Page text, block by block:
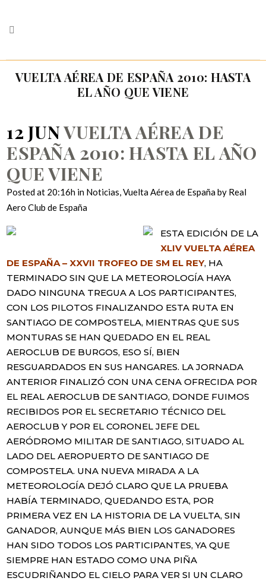
VUELTA AÉREA DE ESPAÑA 2010: HASTA
EL AÑO QUE VIENE
12 JUNVUELTA AÉREA DE
ESPAÑA 2010: HASTA EL AÑO
QUE VIENE
Posted at 20:16h in Noticias,Vuelta Aérea de Españaby Real
Aero Club de España
ESTA EDICIÓN DE LA
XLIV VUELTA AÉREA
DE ESPAÑA – XXVII TROFEO DE SM EL REY, HA
TERMINADO SIN QUE LA METEOROLOGÍA HAYA
DADO NINGUNA TREGUA A LOS PARTICIPANTES,
CON LOS PILOTOS FINALIZANDO ESTA RUTA EN
SANTIAGO DE COMPOSTELA, MIENTRAS QUE SUS
MONTURAS SE HAN QUEDADO EN EL REAL
AEROCLUB DE BURGOS, ESO SÍ, BIEN
RESGUARDADOS EN SUS HANGARES. LA JORNADA
ANTERIOR FINALIZÓ CON UNA CENA OFRECIDA POR
EL REALAEROCLUB DE SANTIAGO, DONDE FUIMOS
RECIBIDOS POR EL SECRETARIO TÉCNICO DEL
AEROCLUB Y POR EL CORONEL JEFE DEL
AERÓDROMO MILITAR DE SANTIAGO, SITUADO AL
LADO DEL AEROPUERTO DE SANTIAGO DE
COMPOSTELA. UNA NUEVA MIRADA A LA
METEOROLOGÍA DEJÓ CLARO QUE LA PRUEBA
HABÍA TERMINADO, QUEDANDO ESTA, POR
PRIMERA VEZ EN LA HISTORIA DE LA VUELTA, SIN
GANADOR, AUNQUE MÁS BIEN LOS GANADORES
HAN SIDO TODOS LOS PARTICIPANTES, YA QUE
SIEMPRE HAN ESTADO COMO UNA PIÑA
ESCUDRIÑANDO EL CIELO PARA VER SI UN CLARO